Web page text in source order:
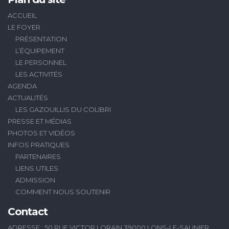
ACCUEIL
LE FOYER
PRÉSENTATION
L’ÉQUIPEMENT
LE PERSONNEL
LES ACTIVITÉS
AGENDA
ACTUALITÉS
LES GAZOUILLIS DU COLIBRI
PRESSE ET MÉDIAS
PHOTOS ET VIDÉOS
INFOS PRATIQUES
PARTENAIRES
LIENS UTILES
ADMISSION
COMMENT NOUS SOUTENIR
Contact
ADRESSE : 50 RUE VICTOR LORAIN 39000 LONS-LE-SAUNIER